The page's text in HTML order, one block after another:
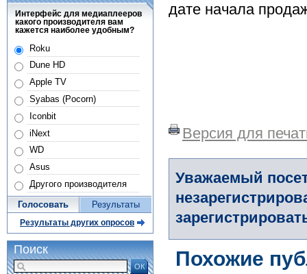
дате начала
Версия для
Уважаемый
Похожие
Интерфейс для медиаплееров
какого производителя вам
кажется наиболее удобным?
Roku
Dune HD
Apple TV
Syabas (Pocorn)
Iconbit
iNext
WD
Asus
Другого производителя
Голосовать Результаты
Результаты других опросов
Поиск
ОК